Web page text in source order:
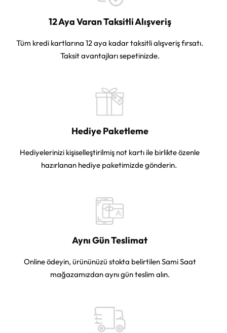
12 Aya Varan Taksitli Alışveriş
Tüm kredi kartlarına 12 aya kadar taksitli alışveriş fırsatı.
Taksit avantajları sepetinizde.
Hediye Paketleme
Hediyelerinizi kişiselleştirilmiş not kartı ile birlikte özenle
hazırlanan hediye paketimizde gönderin.
Aynı Gün Teslimat
Online ödeyin, ürününüzü stokta belirtilen Sami Saat
mağazamızdan aynı gün teslim alın.